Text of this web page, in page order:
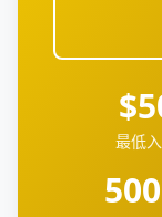
最低